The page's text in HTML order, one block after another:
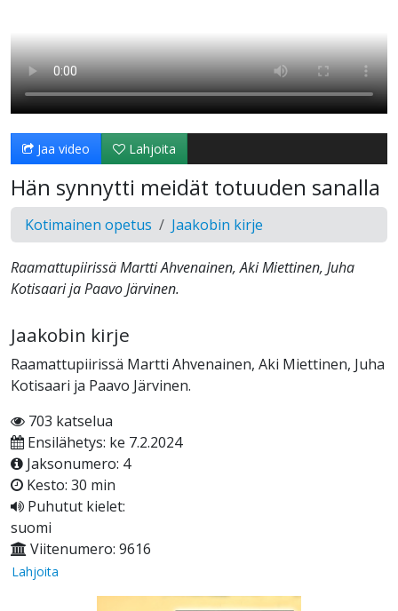
Jaa video Lahjoita
Hän synnytti meidät totuuden sanalla
Kotimainen opetus Jaakobin kirje
Raamattupiirissä Martti Ahvenainen, Aki Miettinen, Juha
Kotisaari ja Paavo Järvinen.
Jaakobin kirje
Raamattupiirissä Martti Ahvenainen, Aki Miettinen, Juha
Kotisaari ja Paavo Järvinen.
703 katselua
Ensilähetys: ke 7.2.2024
Jaksonumero: 4
Kesto: 30 min
Puhutut kielet:
suomi
Viitenumero: 9616
Lahjoita